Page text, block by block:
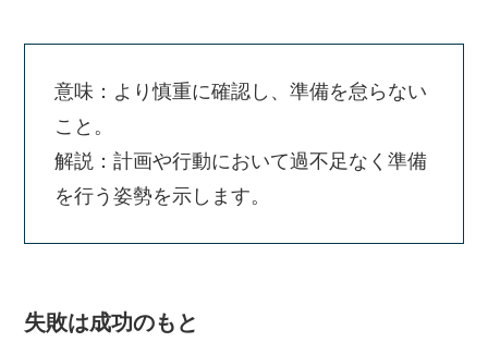
意味：より慎重に確認し、準備を怠らない
こと。
解説：計画や行動において過不足なく準備
を行う姿勢を示します。
失敗は成功のもと